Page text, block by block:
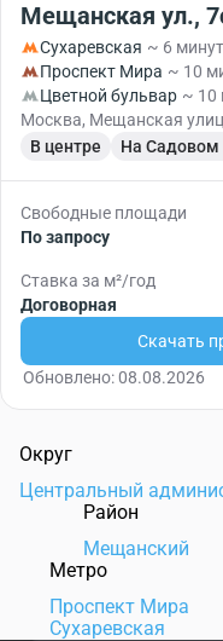
Мещанская ул.,
Сухаревская ~ 6 минут
Проспект Мира ~ 10
Цветной бульвар ~ 10
Москва, Мещанская
В центре
На Садовом
Свободные площади
По запросу
Ставка за м²/год
Договорная
Скачать
Обновлено: 08.08.2026
Округ
Центральный
Район
Мещанский
Метро
Проспект Мира
Сухаревская